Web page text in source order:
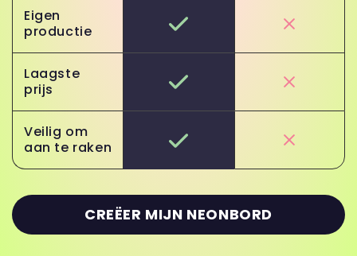
Eigen
productie
Laagste
prijs
Veilig om
aan te raken
CREËER MIJN NEONBORD